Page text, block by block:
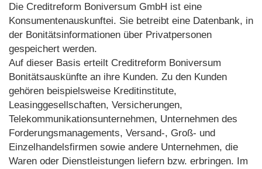
Die Creditreform Boniversum GmbH ist eine
Konsumentenauskunftei. Sie betreibt eine Datenbank, in
der Bonitätsinformationen über Privatpersonen
gespeichert werden.
Auf dieser Basis erteilt Creditreform Boniversum
Bonitätsauskünfte an ihre Kunden. Zu den Kunden
gehören beispielsweise Kreditinstitute,
Leasinggesellschaften, Versicherungen,
Telekommunikationsunternehmen, Unternehmen des
Forderungsmanagements, Versand-, Groß- und
Einzelhandelsfirmen sowie andere Unternehmen, die
Waren oder Dienstleistungen liefern bzw. erbringen. Im